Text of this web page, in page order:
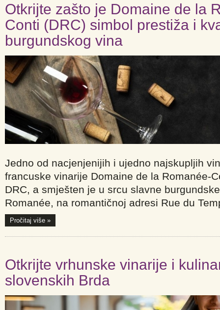
Otkrijte zašto je Domaine de la
Conti (DRC) simbol prestiža i
burgundskog vina
Jedno od nacjenjenijih i ujedno najskupljih
francuske vinarije Domaine de la Romanée-
DRC, a smješten je u srcu slavne
Romanée, na romantičnoj adresi Rue du
Pročitaj više »
Otkrijte vrhunske vinarije i
slovenskih Brda